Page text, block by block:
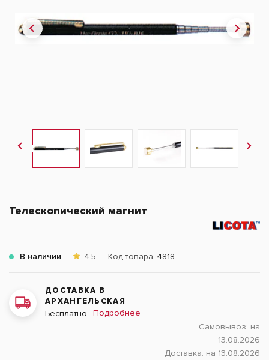
Телескопический магнит
В наличии 4.5 Код товара 4818
ДОСТАВКА В
АРХАНГЕЛЬСКАЯ
Бесплатно
Подробнее
Самовывоз: на
13.08.2026
Доставка: на 13.08.2026